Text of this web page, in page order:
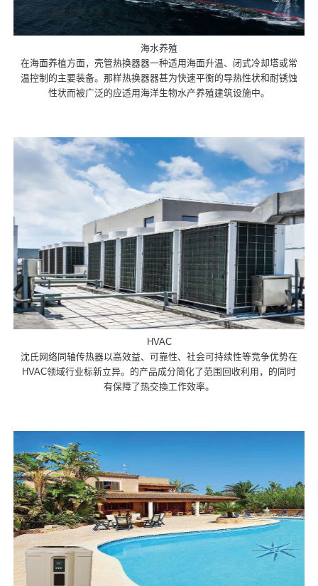
海水养殖
在海面养植方面，壳管热换器器一种适用海面升温、闭式冷却塔或常
温控制的主要装备。那样热换器器甚为快速平衡的导热性状和耐锈蚀
性状而被广泛的应适用海洋生物水产养殖建筑设施中。
HVAC
沈氏网络同轴传热器以高效益、可靠性、社会可持续性等竞争优势在
HVAC领域行业标新立异。的产品成分简化了范围回收利用，的同时
有保障了热交換工作效率。